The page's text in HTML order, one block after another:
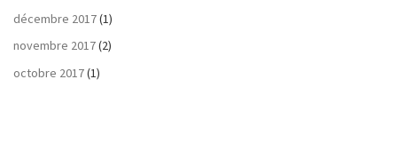
décembre 2017(1)
novembre 2017(2)
octobre 2017(1)